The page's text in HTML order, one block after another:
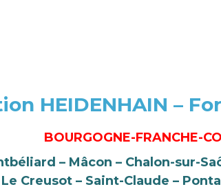
HEIDENHAIN –
BOURGOGNE-FRANCHE-
– Mâcon – Chalon-sur-
Creusot – Saint-Claude –